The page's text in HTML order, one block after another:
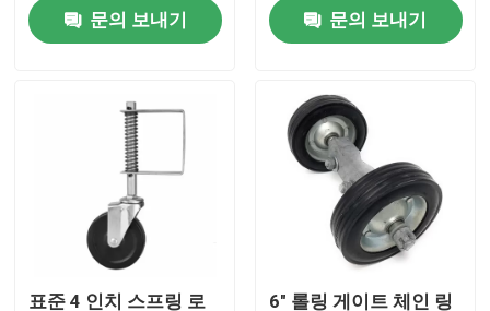
품질 관리
금속 하드웨어 부품
홈 스토리지 조직기
문의 보내기
문의 보내기
표준 4 인치 스프링 로 6" 롤링 게이트 체인 링